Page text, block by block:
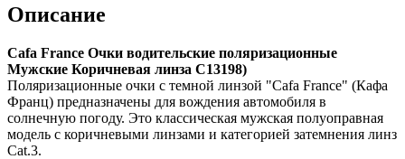
Описание
Cafa France Очки водительские поляризационные
Мужские Коричневая линза С13198)
Поляризационные очки с темной линзой "Cafa France" (Кафа
Франц) предназначены для вождения автомобиля в
солнечную погоду. Это классическая мужская полуоправная
модель с коричневыми линзами и категорией затемнения линз
Cat.3.